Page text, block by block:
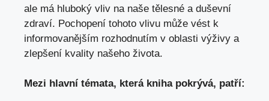
ale má hluboký vliv na naše tělesné a duševní
zdraví. Pochopení tohoto vlivu může vést k
informovanějším rozhodnutím v oblasti výživy a
zlepšení kvality našeho života.
Mezi hlavní témata, která kniha pokrývá, patří: